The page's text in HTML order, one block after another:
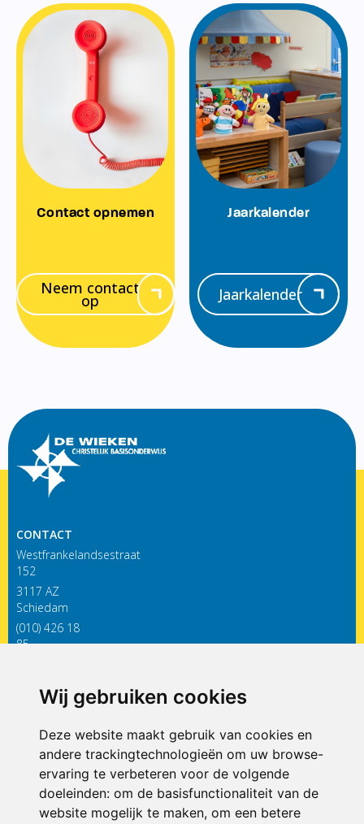
Wij gebruiken cookies
Deze website maakt gebruik van cookies en
andere trackingtechnologieën om uw browse-
ervaring te verbeteren voor de volgende
doeleinden: om de basisfunctionaliteit van de
website mogelijk te maken, om een betere
Contact opnemen
Neem contact
op
Jaarkalender
Jaarkalender
CONTACT
Westfrankelandsestraat
152
3117 AZ
Schiedam
(010) 426 18
85
ONDERDEEL VAN